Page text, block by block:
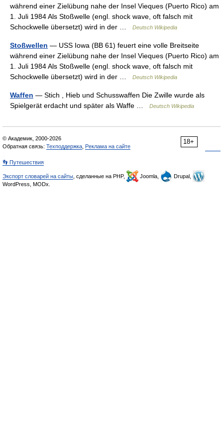
während einer Zielübung nahe der Insel Vieques (Puerto Rico) am
1. Juli 1984 Als Stoßwelle (engl. shock wave, oft falsch mit
Schockwelle übersetzt) wird in der …
Deutsch Wikipedia
Stoßwellen — USS Iowa (BB 61) feuert eine volle Breitseite
während einer Zielübung nahe der Insel Vieques (Puerto Rico) am
1. Juli 1984 Als Stoßwelle (engl. shock wave, oft falsch mit
Schockwelle übersetzt) wird in der …
Deutsch Wikipedia
Waffen — Stich , Hieb und Schusswaffen Die Zwille wurde als
Spielgerät erdacht und später als Waffe …
Deutsch Wikipedia
18+
© Академик, 2000-2026
Обратная связь: Техподдержка Реклама на сайте
👣 Путешествия
Экспорт словарей на сайты , сделанные на PHP, Joomla,
Drupal,
WordPress, MODx.